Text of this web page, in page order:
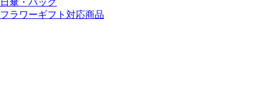
日傘・バッグ
フラワーギフト対応商品